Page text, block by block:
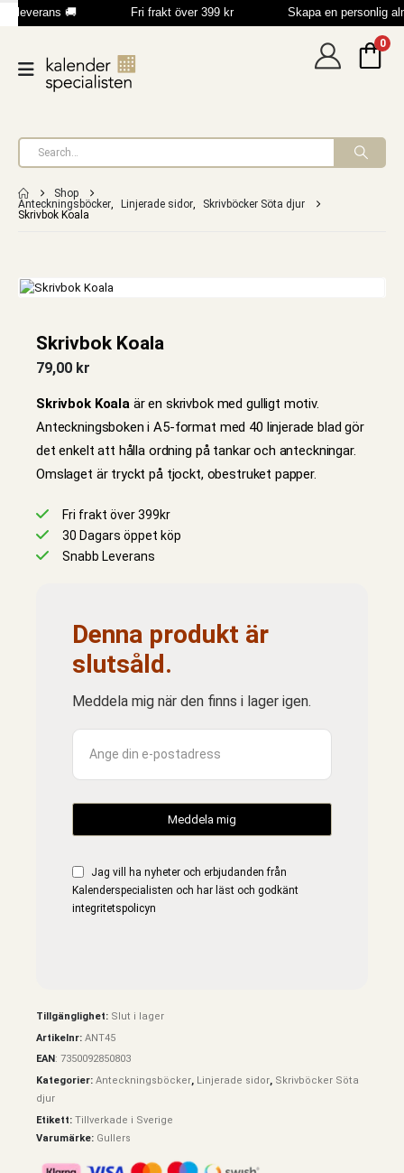
leverans 🚚 Fri frakt över 399 kr Skapa en personlig
0
Shop
Anteckningsböcker, Linjerade sidor,
Skrivböcker Söta djur
Skrivbok Koala
Skrivbok Koala
79,00 kr
Skrivbok Koala är en skrivbok med gulligt motiv.
Anteckningsboken i A5-format med 40 linjerade blad gör
det enkelt att hålla ordning på tankar och anteckningar.
Omslaget är tryckt på tjockt, obestruket papper.
Fri frakt över 399kr
30 Dagars öppet köp
Snabb Leverans
Denna produkt är
slutsåld.
Meddela mig när den finns i lager igen.
Jag vill ha nyheter och erbjudanden från
Kalenderspecialisten och har läst och godkänt
integritetspolicyn
Tillgänglighet: Slut i lager
Artikelnr: ANT45
EAN : 7350092850803
Kategorier: Anteckningsböcker, Linjerade sidor, Skrivböcker Söta
djur
Etikett: Tillverkade i Sverige
Varumärke: Gullers